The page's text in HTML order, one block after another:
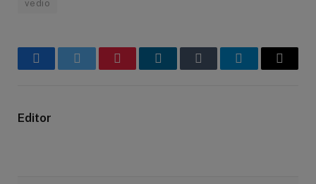
vedio
FacebookTwitter PinterestLinkedInTumblr TelegramEmail
Editor